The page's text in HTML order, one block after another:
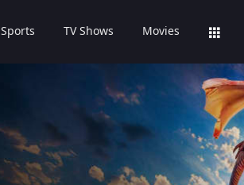
Sports TV Shows Movies